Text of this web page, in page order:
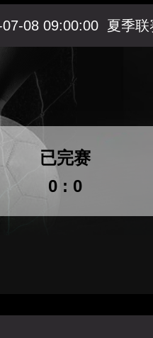
07-08 09:00:00 夏季联
0 : 0
已完赛